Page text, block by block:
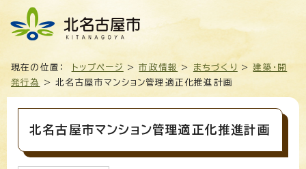
現在の位置： トップページ >市政情報 > まちづくり >建築・開
発行為
> 北名古屋市マンション管理適正化推進計画
北名古屋市マンション管理適正化推進計画